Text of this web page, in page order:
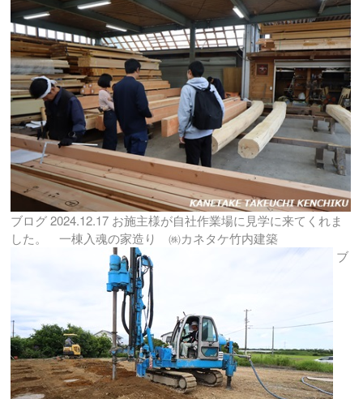
ブログ2024.12.17 お施主様が自社作業場に見学に来てくれま
した。 一棟入魂の家造り ㈱カネタケ竹内建築
ブ